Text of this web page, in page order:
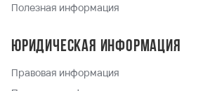
Полезная информация
Юридическая информация
Правовая информация